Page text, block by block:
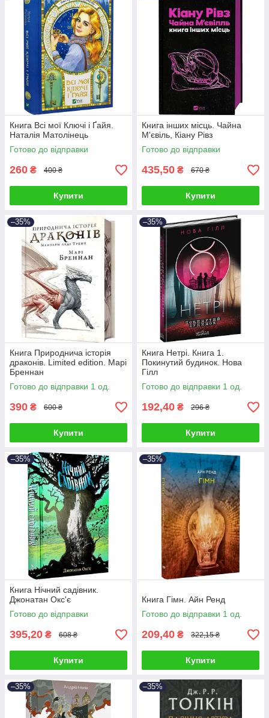
Книга Всі мої Ключі і Ґайя.
Наталія Матолінець
Готово до відправки
260 ₴ 400 ₴
Купити
Книга інших місць. Чайна
М'євіль, Кіану Рівз
Готово до відправки
435,50 ₴ 670 ₴
Купити
–35%
Книга Природнича історія
драконів. Limited edition. Марі
Бреннан
Готово до відправки 1 од.
390 ₴ 600 ₴
Купити
–35%
Книга Нетрі. Книга 1.
Покинутий будинок. Нова
Гілл
Готово до відправки 1 од.
192,40 ₴ 296 ₴
Купити
–35%
Книга Нічний садівник.
Джонатан Окс'є
Готово до відправки
395,20 ₴ 608 ₴
Купити
–35%
Книга Гімн. Айн Ренд
Готово до відправки 1 од.
209,40 ₴ 322,15 ₴
Купити
–35% –35%